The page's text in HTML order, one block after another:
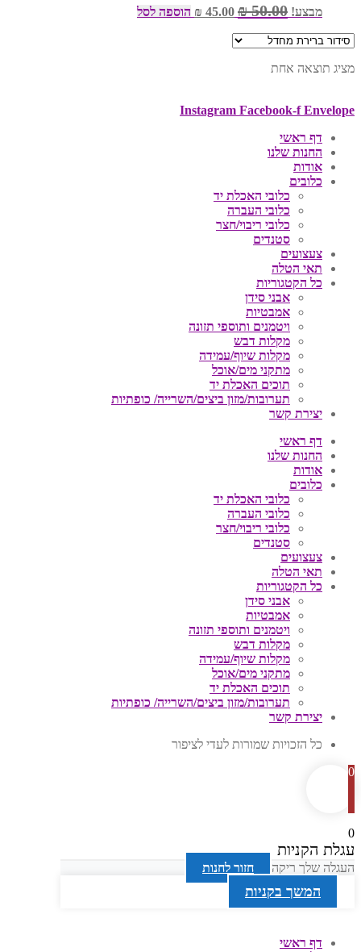
מבצע! ₪50.00
המחיר
המקורי
היה:
₪ 50.00.
₪ 45.00
המחיר
הנוכחי
הוספה לסל
מציג תוצאה אחת
Instagram Facebook-f Envelope
דף ראשי
החנות שלנו
אודות
כלובים
כלובי האכלת יד
כלובי העברה
כלובי ריבוי/חצר
סטנדים
צעצועים
תאי הטלה
כל הקטגוריות
אבני סידן
אמבטיות
ויטמנים ותוספי תזונה
מקלות דבש
מקלות שיוף/עמידה
מתקני מים/אוכל
תוכים האכלת יד
תערובות/מזון ביצים/השרייה/ כופתיות
יצירת קשר
דף ראשי
החנות שלנו
אודות
כלובים
כלובי האכלת יד
כלובי העברה
כלובי ריבוי/חצר
סטנדים
צעצועים
תאי הטלה
כל הקטגוריות
אבני סידן
אמבטיות
ויטמנים ותוספי תזונה
מקלות דבש
מקלות שיוף/עמידה
מתקני מים/אוכל
תוכים האכלת יד
תערובות/מזון ביצים/השרייה/ כופתיות
יצירת קשר
כל הזכויות שמורות לעדי לציפור
0
0
עגלת הקניות
העגלה שלך ריקה חזור לחנות
המשך בקניות
דף ראשי